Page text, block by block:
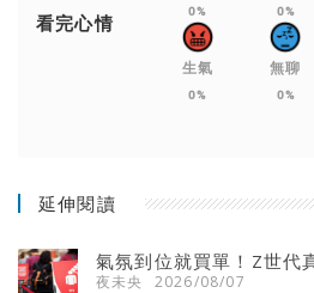
看完心情 0% 0%
生氣
0%
無聊
0%
延伸閱讀
氣氛到位就買單！Z世代
夜未央 2026/08/07